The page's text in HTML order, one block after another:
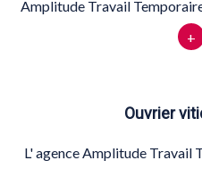
Amplitude Travail
+
Ouvrier
L' agence Amplitude Travail